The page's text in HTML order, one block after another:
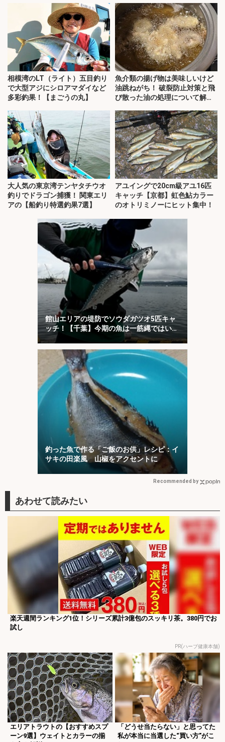
相模湾のLT（ライト）五目釣り
で大型アジにシロアマダイなど
多彩釣果！【まごうの丸】
魚介類の揚げ物は美味しいけど
油跳ねがち！ 破裂防止対策と飛
び散った油の処理について解
大人気の東京湾テンヤタチウオ
釣りでドラゴン捕獲！ 関東エリ
アの【船釣り特選釣果7選】
アユイングで20cm級アユ16匹
キャッチ【京都】虹色鮎カラー
のオトリミノーにヒット集中！
館山エリアの堤防でソウダガツオ5匹キャ
ッチ！【千葉】今期の魚は一筋縄ではいか
ない？
釣った魚で作る「ご飯のお供」レシピ：イ
サキの田楽風 山椒をアクセントに
Recommended by
楽天週間ランキング1位！シリーズ累計3億包のスッキリ茶。380円でお
試し
PR(ハーブ健康本舗)
エリアトラウトの【おすすめスプ
ーン9選】ウェイトとカラーの揃
「どうせ当たらない」と思ってた
私が本当に当選した“買い方”がこ